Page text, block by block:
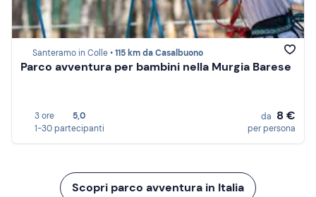
Santeramo in Colle •115 km da Casalbuono
Parco avventura per bambini nella Murgia Barese
3 ore
5,0
1-30 partecipanti
da 8 €
per persona
Scopri parco avventura in Italia